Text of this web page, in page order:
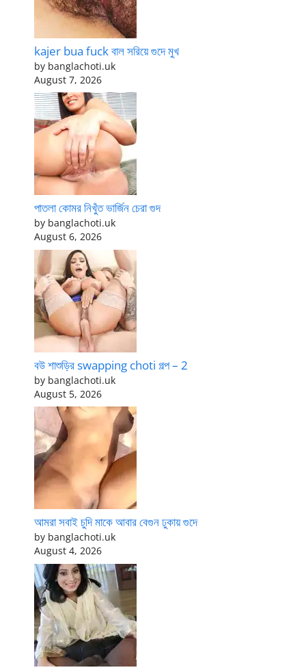
kajer bua fuck বাল সরিয়ে গুদে মুখ
by banglachoti.uk
August 7, 2026
পাতলা কোমর নিখুঁত ভার্জিন চেরা গুদ
by banglachoti.uk
August 6, 2026
বউ শাশুড়ির swapping choti গল্প – 2
by banglachoti.uk
August 5, 2026
আমরা সবাই চুদি মাকে আবার বেগুন ঢুকায় গুদে
by banglachoti.uk
August 4, 2026